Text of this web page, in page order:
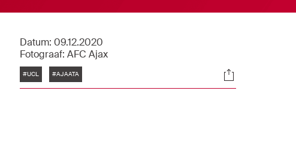
Datum: 09.12.2020
Fotograaf: AFC Ajax
Tags
#UCL #AJAATA Socials